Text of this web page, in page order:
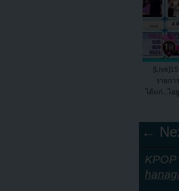
รายกา
ได้แก่...ไอ
←